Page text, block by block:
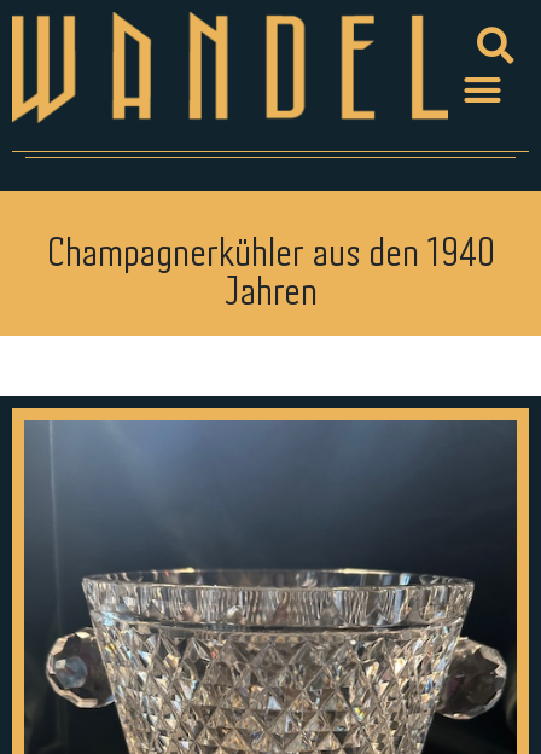
Champagnerkühler aus den 1940
Jahren